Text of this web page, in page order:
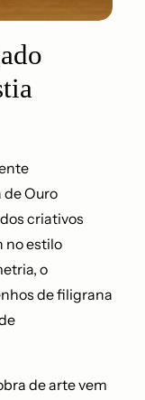
Ouro
criativos
no estilo
o
de filigrana
de arte vem